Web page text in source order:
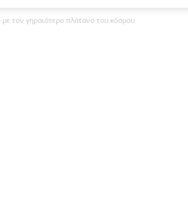
με τον γηραιότερο πλάτανο του κόσμου